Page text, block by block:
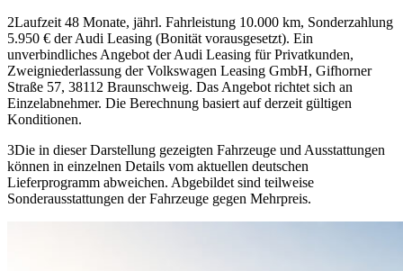
2Laufzeit 48 Monate, jährl. Fahrleistung 10.000 km, Sonderzahlung
5.950 € der Audi Leasing (Bonität vorausgesetzt). Ein
unverbindliches Angebot der Audi Leasing für Privatkunden,
Zweigniederlassung der Volkswagen Leasing GmbH, Gifhorner
Straße 57, 38112 Braunschweig. Das Angebot richtet sich an
Einzelabnehmer. Die Berechnung basiert auf derzeit gültigen
Konditionen.
3Die in dieser Darstellung gezeigten Fahrzeuge und Ausstattungen
können in einzelnen Details vom aktuellen deutschen
Lieferprogramm abweichen. Abgebildet sind teilweise
Sonderausstattungen der Fahrzeuge gegen Mehrpreis.